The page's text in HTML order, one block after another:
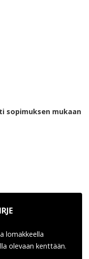
sopimuksen mukaan
lomakkeella
olevaan kenttään.